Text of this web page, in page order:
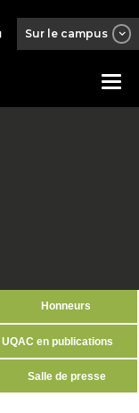
Sur le campus
Honneurs
UQAC en publications
Salle de presse